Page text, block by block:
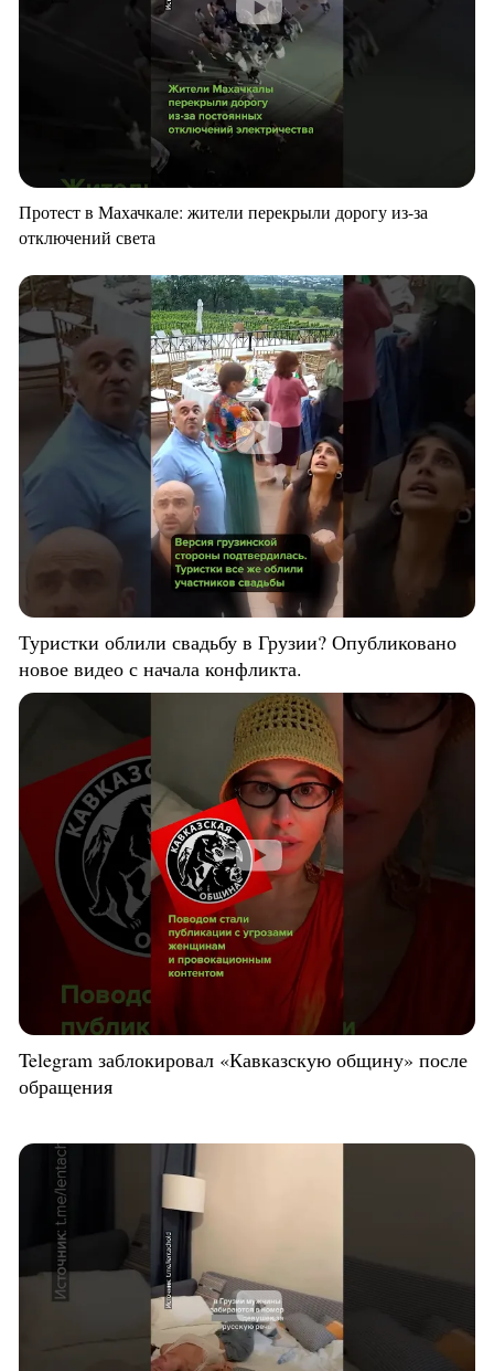
Протест в Махачкале: жители перекрыли дорогу из-за
отключений света
Туристки облили свадьбу в Грузии? Опубликовано
новое видео с начала конфликта.
Telegram заблокировал «Кавказскую общину» после
обращения